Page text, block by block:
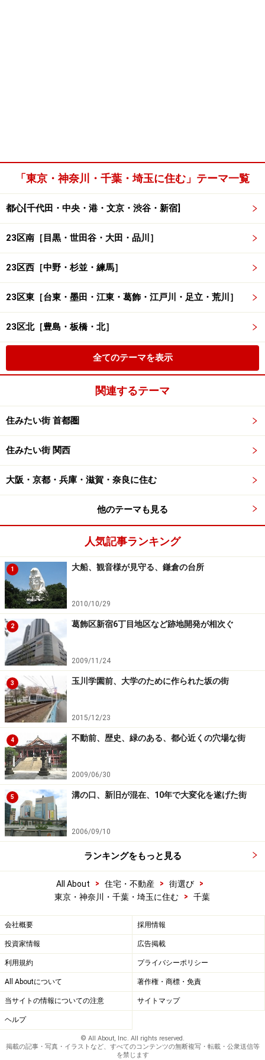
「東京・神奈川・千葉・埼玉に住む」テーマ一覧
都心[千代田・中央・港・文京・渋谷・新宿]
23区南［目黒・世田谷・大田・品川］
23区西［中野・杉並・練馬］
23区東［台東・墨田・江東・葛飾・江戸川・足立・荒川］
23区北［豊島・板橋・北］
全てのテーマを表示
関連するテーマ
住みたい街 首都圏
住みたい街 関西
大阪・京都・兵庫・滋賀・奈良に住む
他のテーマも見る
人気記事ランキング
1 大船、観音様が見守る、鎌倉の台所
2010/10/29
2 葛飾区新宿6丁目地区など跡地開発が相次ぐ
2009/11/24
3 玉川学園前、大学のために作られた坂の街
2015/12/23
4 不動前、歴史、緑のある、都心近くの穴場な街
2009/06/30
5 溝の口、新旧が混在、10年で大変化を遂げた街
2006/09/10
ランキングをもっと見る
All About > 住宅・不動産 > 街選び
>
東京・神奈川・千葉・埼玉に住む
> 千葉
会社概要 採用情報
投資家情報 広告掲載
利用規約 プライバシーポリシー
All Aboutについて 著作権・商標・免責
当サイトの情報についての注意 サイトマップ
ヘルプ
© All About, Inc. All rights reserved.
掲載の記事・写真・イラストなど、すべてのコンテンツの無断複写・転載・公衆送信等
を禁じます